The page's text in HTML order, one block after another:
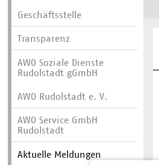
Geschäftsstelle
Transparenz
AWO Soziale Dienste
Rudolstadt gGmbH
AWO Rudolstadt e. V.
AWO Service GmbH
Rudolstadt
Aktuelle Meldungen